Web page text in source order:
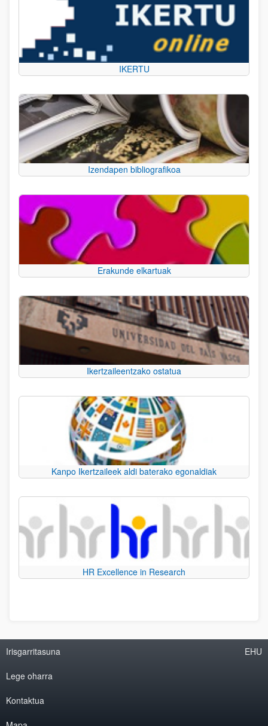
IKERTU
Izendapen bibliografikoa
Erakunde elkartuak
Ikertzaileentzako ostatua
Kanpo Ikertzaileek aldi baterako egonaldiak
HR Excellence in Research
Irisgarritasuna
Lege oharra
Kontaktua
EHU